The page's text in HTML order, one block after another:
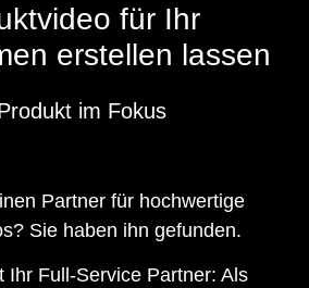
für Ihr
erstellen lassen
im Fokus
Partner für hochwertige
Sie haben ihn gefunden.
Ihr Full-Service Partner: Als